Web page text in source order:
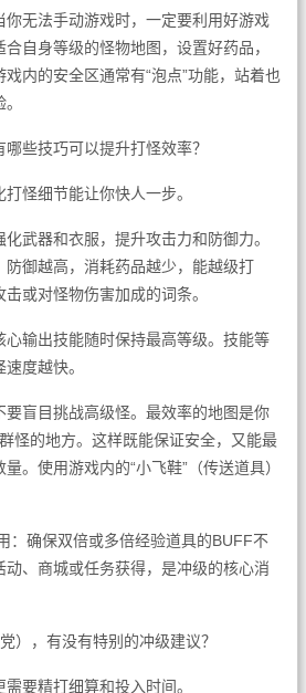
你无法手动游戏时，一定要利用好游戏
自身等级的怪物地图，设置好药品，
内的安全区通常有“泡点”功能，站着也
些技巧可以提升打怪效率？
怪细节能让你快人一步。
武器和衣服，提升攻击力和防御力。
御越高，消耗药品越少，能越级打
或对怪物伤害加成的词条。
输出技能随时保持最高等级。技能等
度越快。
盲目挑战高级怪。最效率的地图是你
怪的地方。这样既能保证安全，又能最
。使用游戏内的“小飞鞋”（传送道具）
：确保双倍或多倍经验道具的BUFF不
动、商城或任务获得，是冲级的核心消
），有没有特别的冲级建议？
要精打细算和投入时间。